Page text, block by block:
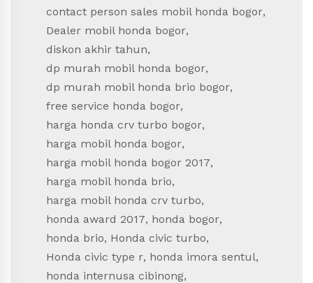
contact person sales mobil honda bogor,
Dealer mobil honda bogor,
diskon akhir tahun,
dp murah mobil honda bogor,
dp murah mobil honda brio bogor,
free service honda bogor,
harga honda crv turbo bogor,
harga mobil honda bogor,
harga mobil honda bogor 2017,
harga mobil honda brio,
harga mobil honda crv turbo,
honda award 2017, honda bogor,
honda brio, Honda civic turbo,
Honda civic type r, honda imora sentul,
honda internusa cibinong,